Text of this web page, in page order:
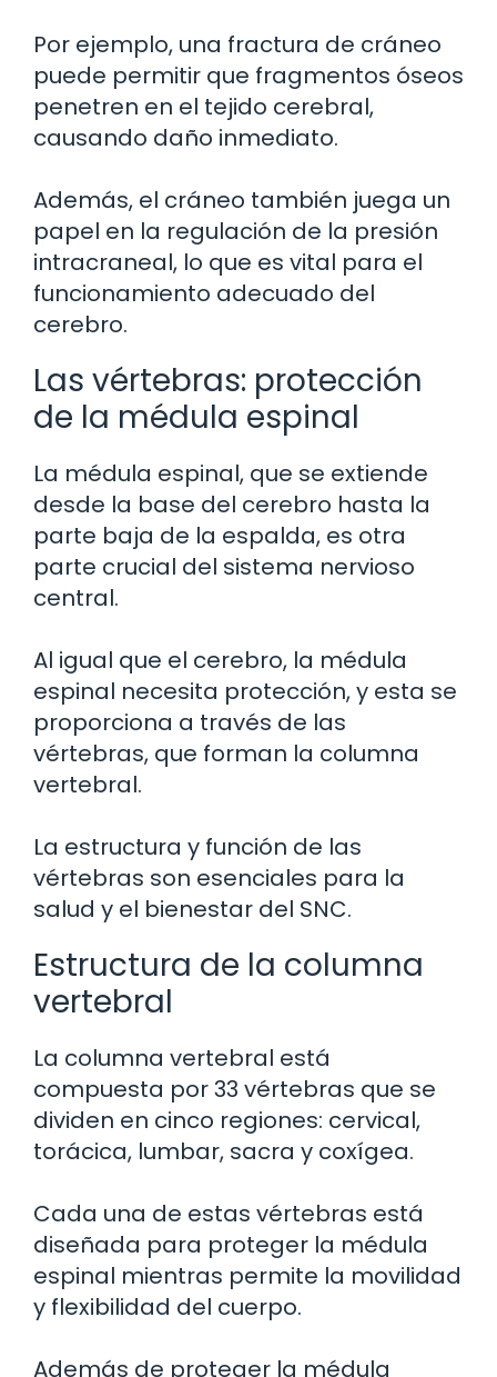
Por ejemplo, una fractura de cráneo
puede permitir que fragmentos óseos
penetren en el tejido cerebral,
causando daño inmediato.
Además, el cráneo también juega un
papel en la regulación de la presión
intracraneal, lo que es vital para el
funcionamiento adecuado del
cerebro.
Las vértebras: protección
de la médula espinal
La médula espinal, que se extiende
desde la base del cerebro hasta la
parte baja de la espalda, es otra
parte crucial del sistema nervioso
central.
Al igual que el cerebro, la médula
espinal necesita protección, y esta se
proporciona a través de las
vértebras, que forman la columna
vertebral.
La estructura y función de las
vértebras son esenciales para la
salud y el bienestar del SNC.
Estructura de la columna
vertebral
La columna vertebral está
compuesta por 33 vértebras que se
dividen en cinco regiones: cervical,
torácica, lumbar, sacra y coxígea.
Cada una de estas vértebras está
diseñada para proteger la médula
espinal mientras permite la movilidad
y flexibilidad del cuerpo.
Además de proteger la médula